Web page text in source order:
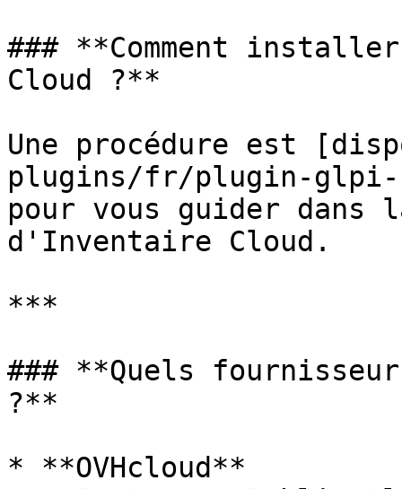
### **Comment
Cloud ?**
Une procédure est
plugins/fr/plugin-glpi-
pour vous guider dans
d'Inventaire Cloud.
***
### **Quels
?**
* **OVHcloud**